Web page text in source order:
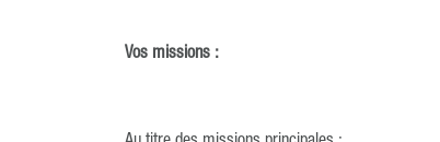
Vos missions :